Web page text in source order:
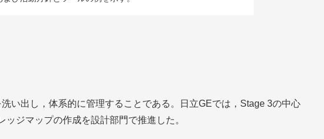
い出し，体系的に管理することである。日立GEでは，Stage 3の中心
ジマップの作成を設計部門で推進した。